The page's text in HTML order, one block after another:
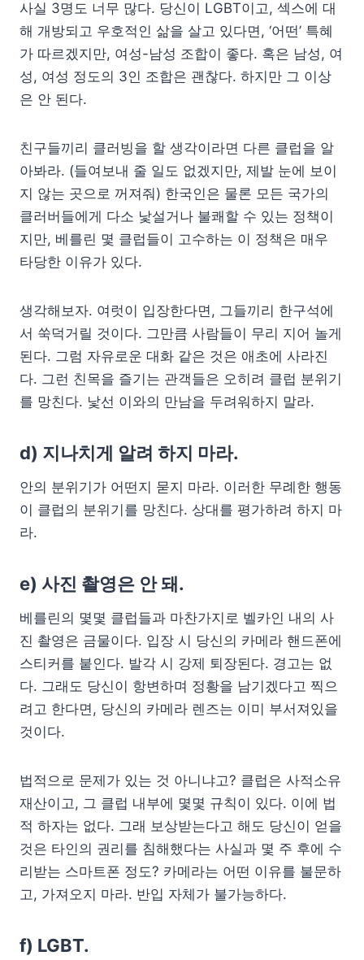
사실 3명도 너무 많다. 당신이 LGBT이고, 섹스에 대
해 개방되고 우호적인 삶을 살고 있다면, ‘어떤’ 특혜
가 따르겠지만, 여성-남성 조합이 좋다. 혹은 남성, 여
성, 여성 정도의 3인 조합은 괜찮다. 하지만 그 이상
은 안 된다.
친구들끼리 클러빙을 할 생각이라면 다른 클럽을 알
아봐라. (들여보내 줄 일도 없겠지만, 제발 눈에 보이
지 않는 곳으로 꺼져줘) 한국인은 물론 모든 국가의
클러버들에게 다소 낯설거나 불쾌할 수 있는 정책이
지만, 베를린 몇 클럽들이 고수하는 이 정책은 매우
타당한 이유가 있다.
생각해보자. 여럿이 입장한다면, 그들끼리 한구석에
서 쑥덕거릴 것이다. 그만큼 사람들이 무리 지어 놀게
된다. 그럼 자유로운 대화 같은 것은 애초에 사라진
다. 그런 친목을 즐기는 관객들은 오히려 클럽 분위기
를 망친다. 낯선 이와의 만남을 두려워하지 말라.
d) 지나치게 알려 하지 마라.
안의 분위기가 어떤지 묻지 마라. 이러한 무례한 행동
이 클럽의 분위기를 망친다. 상대를 평가하려 하지 마
라.
e) 사진 촬영은 안 돼.
베를린의 몇몇 클럽들과 마찬가지로 벨카인 내의 사
진 촬영은 금물이다. 입장 시 당신의 카메라 핸드폰에
스티커를 붙인다. 발각 시 강제 퇴장된다. 경고는 없
다. 그래도 당신이 항변하며 정황을 남기겠다고 찍으
려고 한다면, 당신의 카메라 렌즈는 이미 부서져있을
것이다.
법적으로 문제가 있는 것 아니냐고? 클럽은 사적소유
재산이고, 그 클럽 내부에 몇몇 규칙이 있다. 이에 법
적 하자는 없다. 그래 보상받는다고 해도 당신이 얻을
것은 타인의 권리를 침해했다는 사실과 몇 주 후에 수
리받는 스마트폰 정도? 카메라는 어떤 이유를 불문하
고, 가져오지 마라. 반입 자체가 불가능하다.
f) LGBT.